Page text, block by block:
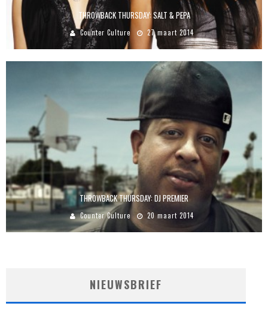
THROWBACK THURSDAY: SALT & PEPA
Counter Culture 27 maart 2014
THROWBACK THURSDAY: DJ PREMIER
Counter Culture 20 maart 2014
NIEUWSBRIEF